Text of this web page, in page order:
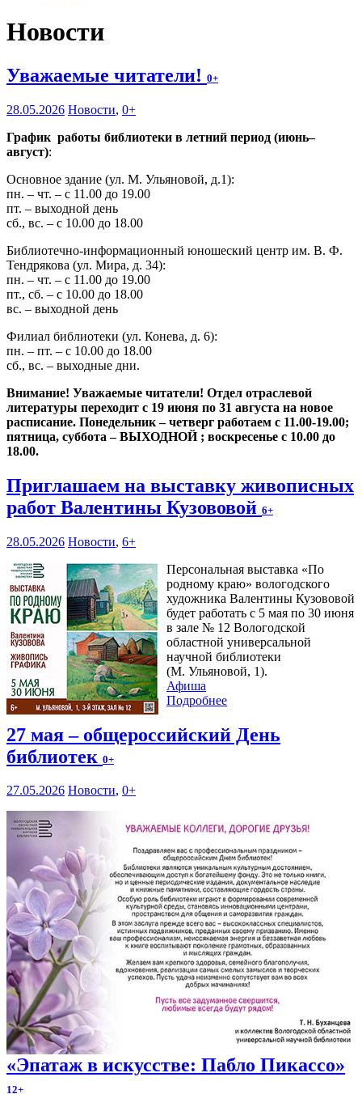
Новости
Уважаемые читатели! 0+
28.05.2026 Новости, 0+
График работы библиотеки в летний период (июнь–
август):
Основное здание (ул. М. Ульяновой, д.1):
пн. – чт. – с 11.00 до 19.00
пт. – выходной день
сб., вс. – с 10.00 до 18.00
Библиотечно-информационный юношеский центр им. В. Ф.
Тендрякова (ул. Мира, д. 34):
пн. – чт. – с 11.00 до 19.00
пт., сб. – с 10.00 до 18.00
вс. – выходной день
Филиал библиотеки (ул. Конева, д. 6):
пн. – пт. – с 10.00 до 18.00
сб., вс. – выходные дни.
Внимание! Уважаемые читатели! Отдел отраслевой
литературы переходит с 19 июня по 31 августа на новое
расписание. Понедельник – четверг работаем с 11.00-19.00;
пятница, суббота – ВЫХОДНОЙ ; воскресенье с 10.00 до
18.00.
Приглашаем на выставку живописных
работ Валентины Кузововой 6+
28.05.2026 Новости, 6+
Персональная выставка «По
родному краю» вологодского
художника Валентины Кузововой
будет работать с 5 мая по 30 июня
в зале № 12 Вологодской
областной универсальной
научной библиотеки
(М. Ульяновой, 1).
Афиша
Подробнее
27 мая – общероссийский День
библиотек 0+
27.05.2026 Новости, 0+
«Эпатаж в искусстве: Пабло Пикассо»
12+